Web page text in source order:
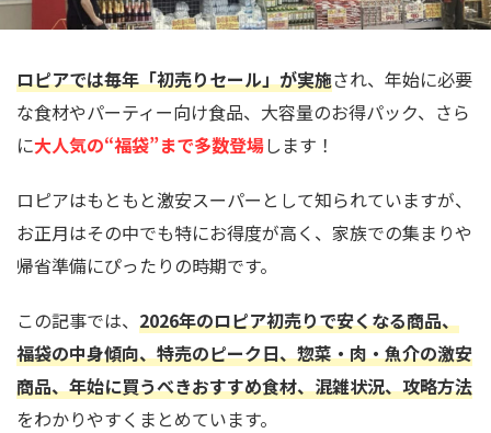
ロピアでは毎年「初売りセール」が実施され、年始に必要
な食材やパーティー向け食品、大容量のお得パック、さら
に大人気の“福袋”まで多数登場します！
ロピアはもともと激安スーパーとして知られていますが、
お正月はその中でも特にお得度が高く、家族での集まりや
帰省準備にぴったりの時期です。
この記事では、 2026年のロピア初売りで安くなる商品、
福袋の中身傾向、特売のピーク日、惣菜・肉・魚介の激安
商品、年始に買うべきおすすめ食材、混雑状況、攻略方法
をわかりやすくまとめています。